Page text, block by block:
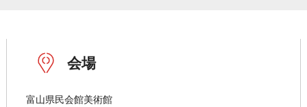
会場
富山県民会館美術館